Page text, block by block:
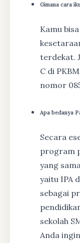
Gimana cara
Kamu
terdekat.
C di
nomor
Apa bedanya
Secara
program
yang
yaitu IPA
sebagai
sekolah
Anda